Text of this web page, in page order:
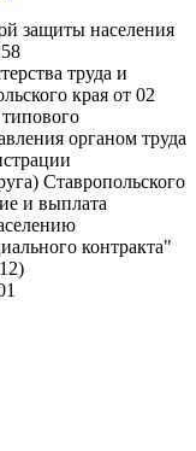
защиты населения
труда и
края от 02
органом труда
Ставропольского
и выплата
контракта"